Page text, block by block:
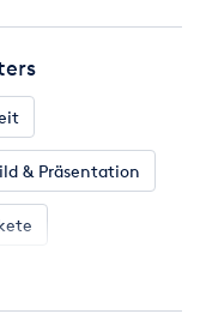
& Präsentation